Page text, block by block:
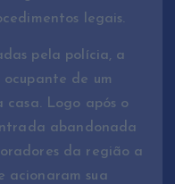
legais.
pela polícia, a
de um
Logo após o
abandonada
da região a
acionaram sua